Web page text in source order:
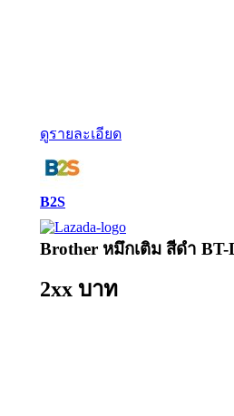
ดูรายละเอียด
B2S
Brother หมึกเติม สีดำ BT-
2xx บาท